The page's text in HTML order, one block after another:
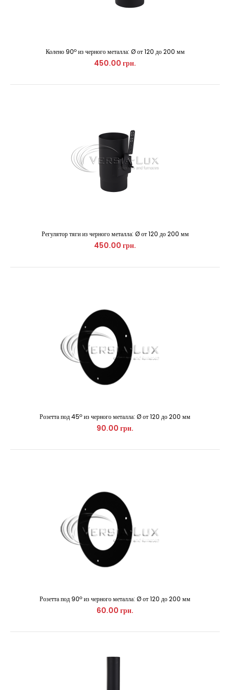
Используется для поворота дымохода и его прочистки. ..
Колено 90º из черного металла: Ø от 120 до 200 мм
Используется для поворота дымохода. ..
Регулятор тяги из черного металла: Ø от 120 до 200 мм
450.00 грн.
Колено 90º из черного металла: Ø от 120 до 200 мм
450.00 грн.
Регулятор тяги из черного металла: Ø от 120 до 200 мм
450.00 грн.
Розетта под 45º из черного металла: Ø от 120 до 200 мм
90.00 грн.
Розетта под 90º из черного металла: Ø от 120 до 200 мм
60.00 грн.